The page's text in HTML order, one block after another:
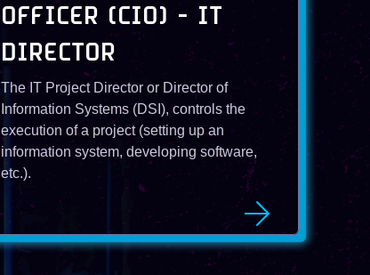
OFFICER (CIO) - IT
DIRECTOR
The IT Project Director or Director of
Information Systems (DSI), controls the
execution of a project (setting up an
information system, developing software,
etc.).